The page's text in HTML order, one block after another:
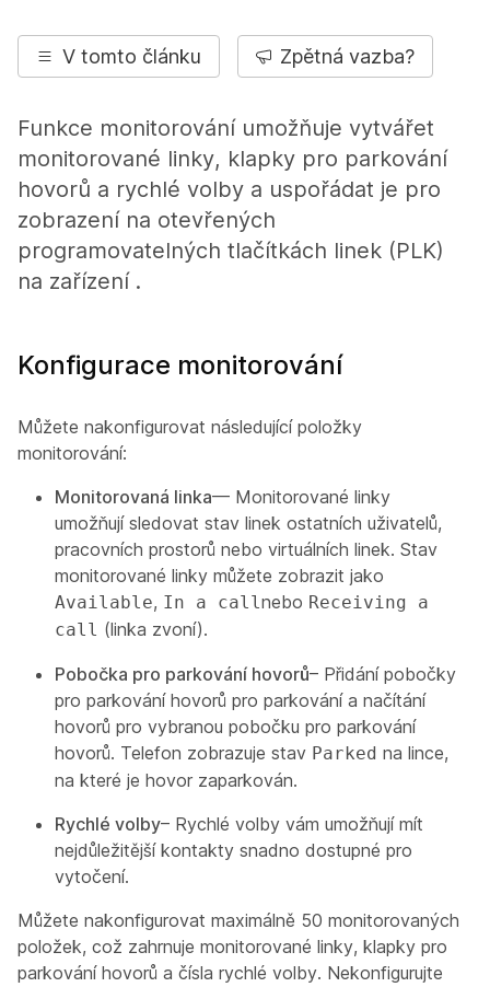
V tomto článku Zpětná vazba?
Funkce monitorování umožňuje vytvářet
monitorované linky, klapky pro parkování
hovorů a rychlé volby a uspořádat je pro
zobrazení na otevřených
programovatelných tlačítkách linek (PLK)
na zařízení .
Konfigurace monitorování
Můžete nakonfigurovat následující položky
monitorování:
Monitorovaná linka— Monitorované linky
umožňují sledovat stav linek ostatních uživatelů,
pracovních prostorů nebo virtuálních linek. Stav
monitorované linky můžete zobrazit jako
Available, In a callnebo Receiving a
call (linka zvoní).
Pobočka pro parkování hovorů– Přidání pobočky
pro parkování hovorů pro parkování a načítání
hovorů pro vybranou pobočku pro parkování
hovorů. Telefon zobrazuje stav Parked na lince,
na které je hovor zaparkován.
Rychlé volby– Rychlé volby vám umožňují mít
nejdůležitější kontakty snadno dostupné pro
vytočení.
Můžete nakonfigurovat maximálně 50 monitorovaných
položek, což zahrnuje monitorované linky, klapky pro
parkování hovorů a čísla rychlé volby. Nekonfigurujte